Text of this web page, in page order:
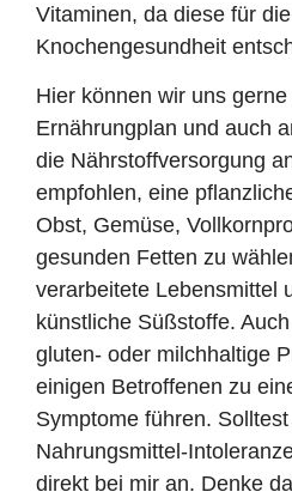
Vitaminen, da diese für
Knochengesundheit
Hier können wir uns
Ernährungplan und auch
die Nährstoffversorgung
empfohlen, eine
Obst, Gemüse,
gesunden Fetten zu
verarbeitete Lebensmittel
künstliche Süßstoffe.
gluten- oder milchhaltige
einigen Betroffenen zu
Symptome führen.
Nahrungsmittel-
direkt bei mir an. Denke